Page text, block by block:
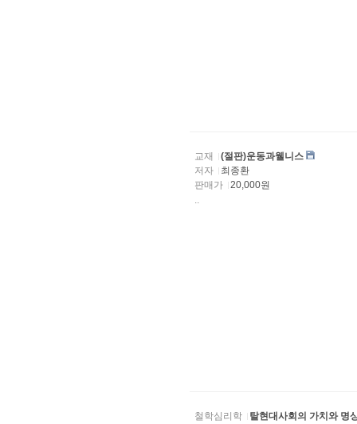
교재
(절판)운동과웰니스
저자
최종환
판매가
20,000원
..
철학심리학
탈현대사회의 가치와 명